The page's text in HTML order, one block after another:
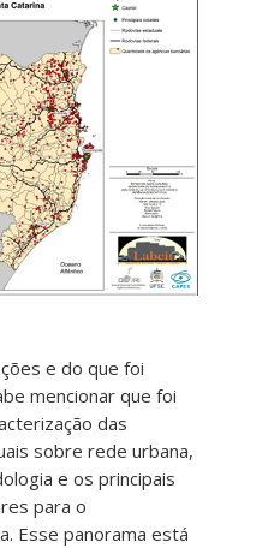
e do que foi
mencionar que foi
das
sobre rede urbana,
e os principais
para o
Esse panorama está